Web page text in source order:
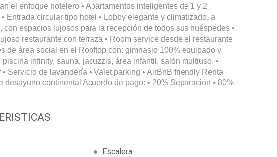
el enfoque hotelero • Apartamentos inteligentes de 1 y 2
Entrada circular tipo hotel • Lobby elegante y climatizado, a
con espacios lujosos para la recepción de todos sus huéspedes •
restaurante con terraza • Room service desde el restaurante
de área social en el Rooftop con: gimnasio 100% equipado y
piscina infinity, sauna, jacuzzis, área infantil, salón multiuso. •
• Servicio de lavandería • Valet parking • AirBnB friendly Renta
desayuno continental Acuerdo de pago: • 20% Separación • 80%
Escalera